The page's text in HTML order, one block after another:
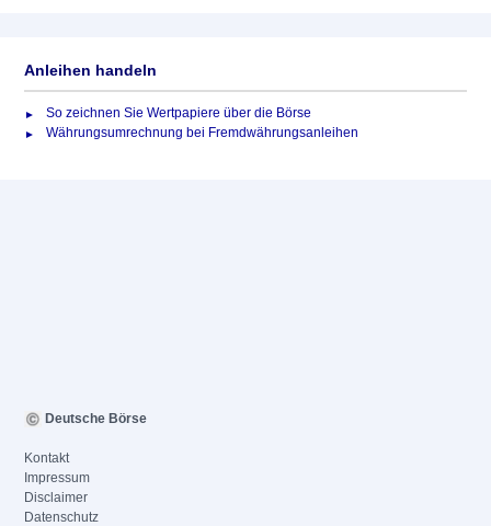
Anleihen handeln
So zeichnen Sie Wertpapiere über die Börse
Währungsumrechnung bei Fremdwährungsanleihen
Deutsche Börse
Kontakt
Impressum
Disclaimer
Datenschutz